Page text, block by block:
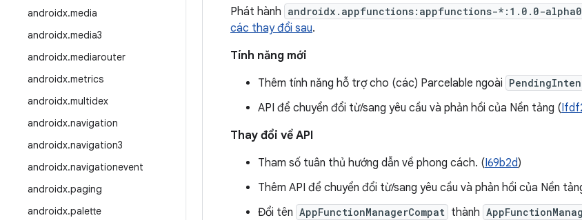
androidx.media
androidx.media3
androidx.mediarouter
androidx.metrics
androidx.multidex
androidx.navigation
androidx.navigation3
androidx.navigationevent
androidx.paging
androidx.palette
Phát hành androidx.appfunctions:appfunctions-*:1.0.0-
các thay đổi sau.
Tính năng mới
Thêm tính năng hỗ trợ cho (các) Parcelable ngoài
API để chuyển đổi từ/sang yêu cầu và phản hồi của Nền tảng (
Thay đổi về API
Tham số tuân thủ hướng dẫn về phong cách. (I69b2d)
Thêm API để chuyển đổi từ/sang yêu cầu và phản hồi của Nền
Đổi tên AppFunctionManagerCompat thành